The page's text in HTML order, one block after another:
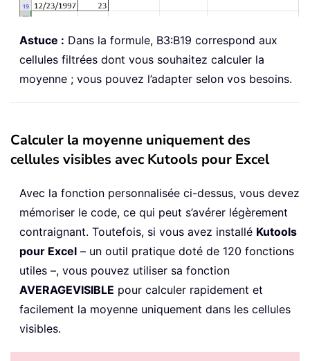
Astuce : Dans la formule, B3:B19 correspond aux
cellules filtrées dont vous souhaitez calculer la
moyenne ; vous pouvez l’adapter selon vos besoins.
Calculer la moyenne uniquement des
cellules visibles avec Kutools pour Excel
Avec la fonction personnalisée ci-dessus, vous devez
mémoriser le code, ce qui peut s’avérer légèrement
contraignant. Toutefois, si vous avez installé Kutools
pour Excel – un outil pratique doté de 120 fonctions
utiles –, vous pouvez utiliser sa fonction
AVERAGEVISIBLE pour calculer rapidement et
facilement la moyenne uniquement dans les cellules
visibles.